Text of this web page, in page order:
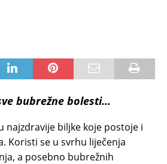
bubrežne bolesti…
najzdravije biljke koje postoje i
Koristi se u svrhu liječenja
a posebno bubrežnih